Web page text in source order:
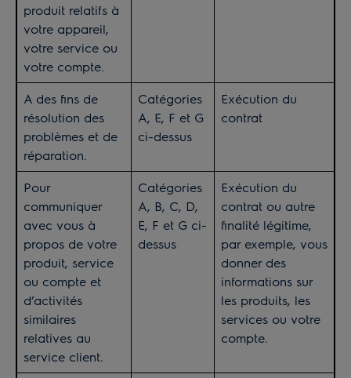
produit relatifs à
votre appareil,
votre service ou
votre compte.
A des fins de
résolution des
problèmes et de
réparation.
Catégories
A, E, F et G
ci-dessus
Exécution du
contrat
Pour
communiquer
avec vous à
propos de votre
produit, service
ou compte et
d’activités
similaires
relatives au
service client.
Catégories
A, B, C, D,
E, F et G ci-
dessus
Exécution du
contrat ou autre
finalité légitime,
par exemple, vous
donner des
informations sur
les produits, les
services ou votre
compte.